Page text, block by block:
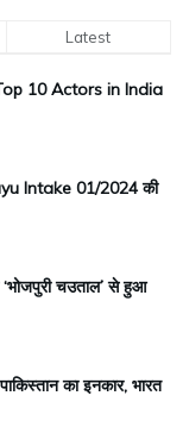
Latest
Top 10 Actors in India
Intake 01/2024 की
‘भोजपुरी चउताल’ से हुआ
का इनकार, भारत